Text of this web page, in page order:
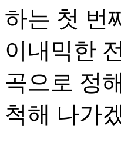
하는 첫 번
이내믹한
곡으로 정
척해 나가